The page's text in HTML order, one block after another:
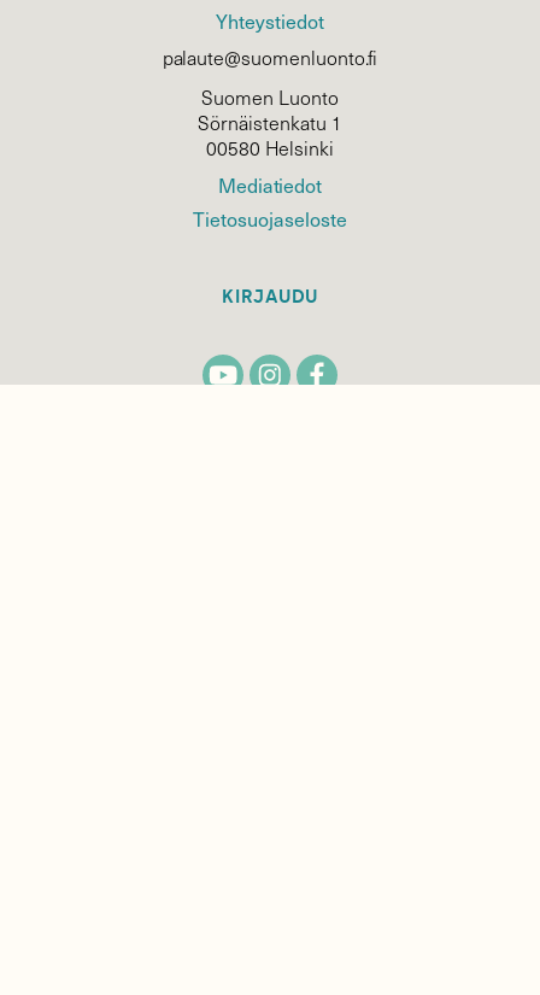
Yhteystiedot
palaute@suomenluonto.fi
Suomen Luonto
Sörnäistenkatu 1
00580 Helsinki
Mediatiedot
Tietosuojaseloste
KIRJAUDU